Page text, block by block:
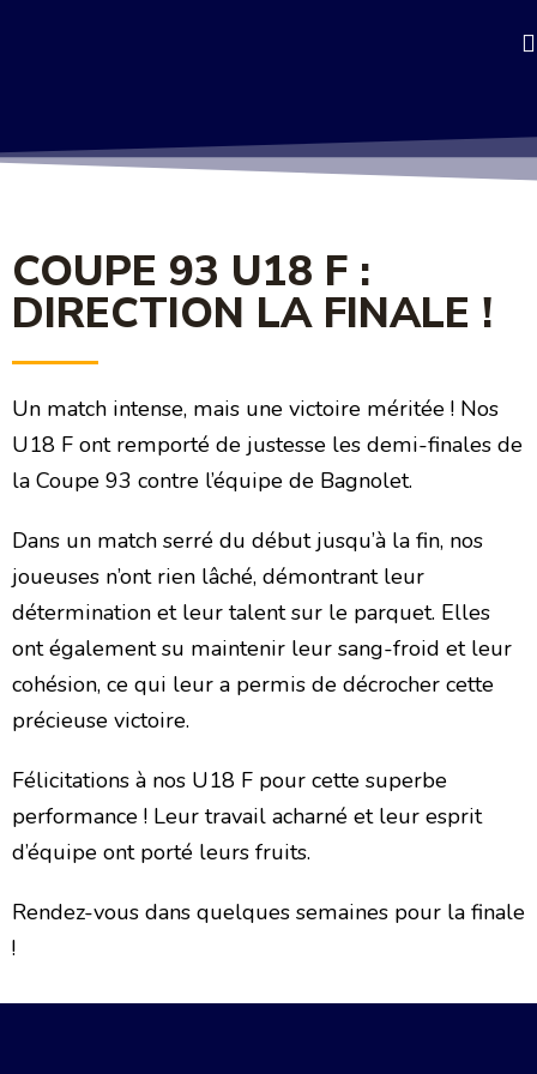
COUPE 93 U18 F :
DIRECTION LA FINALE !
Un match intense, mais une victoire méritée ! Nos
U18 F ont remporté de justesse les demi-finales de
la Coupe 93 contre l’équipe de Bagnolet.
Dans un match serré du début jusqu’à la fin, nos
joueuses n’ont rien lâché, démontrant leur
détermination et leur talent sur le parquet. Elles
ont également su maintenir leur sang-froid et leur
cohésion, ce qui leur a permis de décrocher cette
précieuse victoire.
Félicitations à nos U18 F pour cette superbe
performance ! Leur travail acharné et leur esprit
d’équipe ont porté leurs fruits.
Rendez-vous dans quelques semaines pour la finale
!